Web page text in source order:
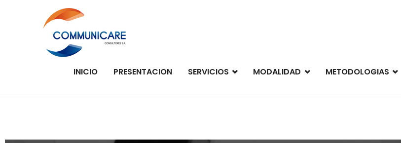
INICIO PRESENTACION SERVICIOS MODALIDAD METODOLOGIAS